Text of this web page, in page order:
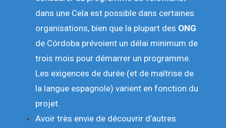
dans une Cela est possible dans certaines
organisations, bien que la plupart des ONG
de Córdoba prévoient un délai minimum de
trois mois pour démarrer un programme.
Les exigences de durée (et de maîtrise de
la langue espagnole) varient en fonction du
projet.
Avoir très envie de découvrir d’autres